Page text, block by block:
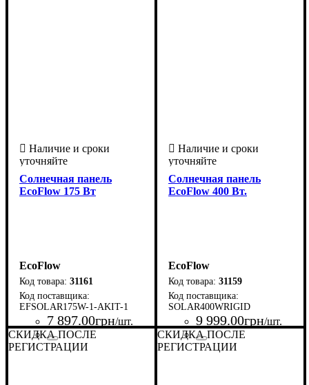
Солнечная панель
EcoFlow 175 Вт
EcoFlow
31161
EFSOLAR175W-1-AKIT-1
7 897.00грн/шт.
Страна-производитель
Серия: Solar Panel
Солнечная панель
EcoFlow 400 Вт.
EcoFlow
31159
SOLAR400WRIGID
9 999.00грн/шт.
Страна-производитель
Серия: Solar Panel
СКИДКА ПОСЛЕ
РЕГИСТРАЦИИ
СКИДКА ПОСЛЕ
РЕГИСТРАЦИИ